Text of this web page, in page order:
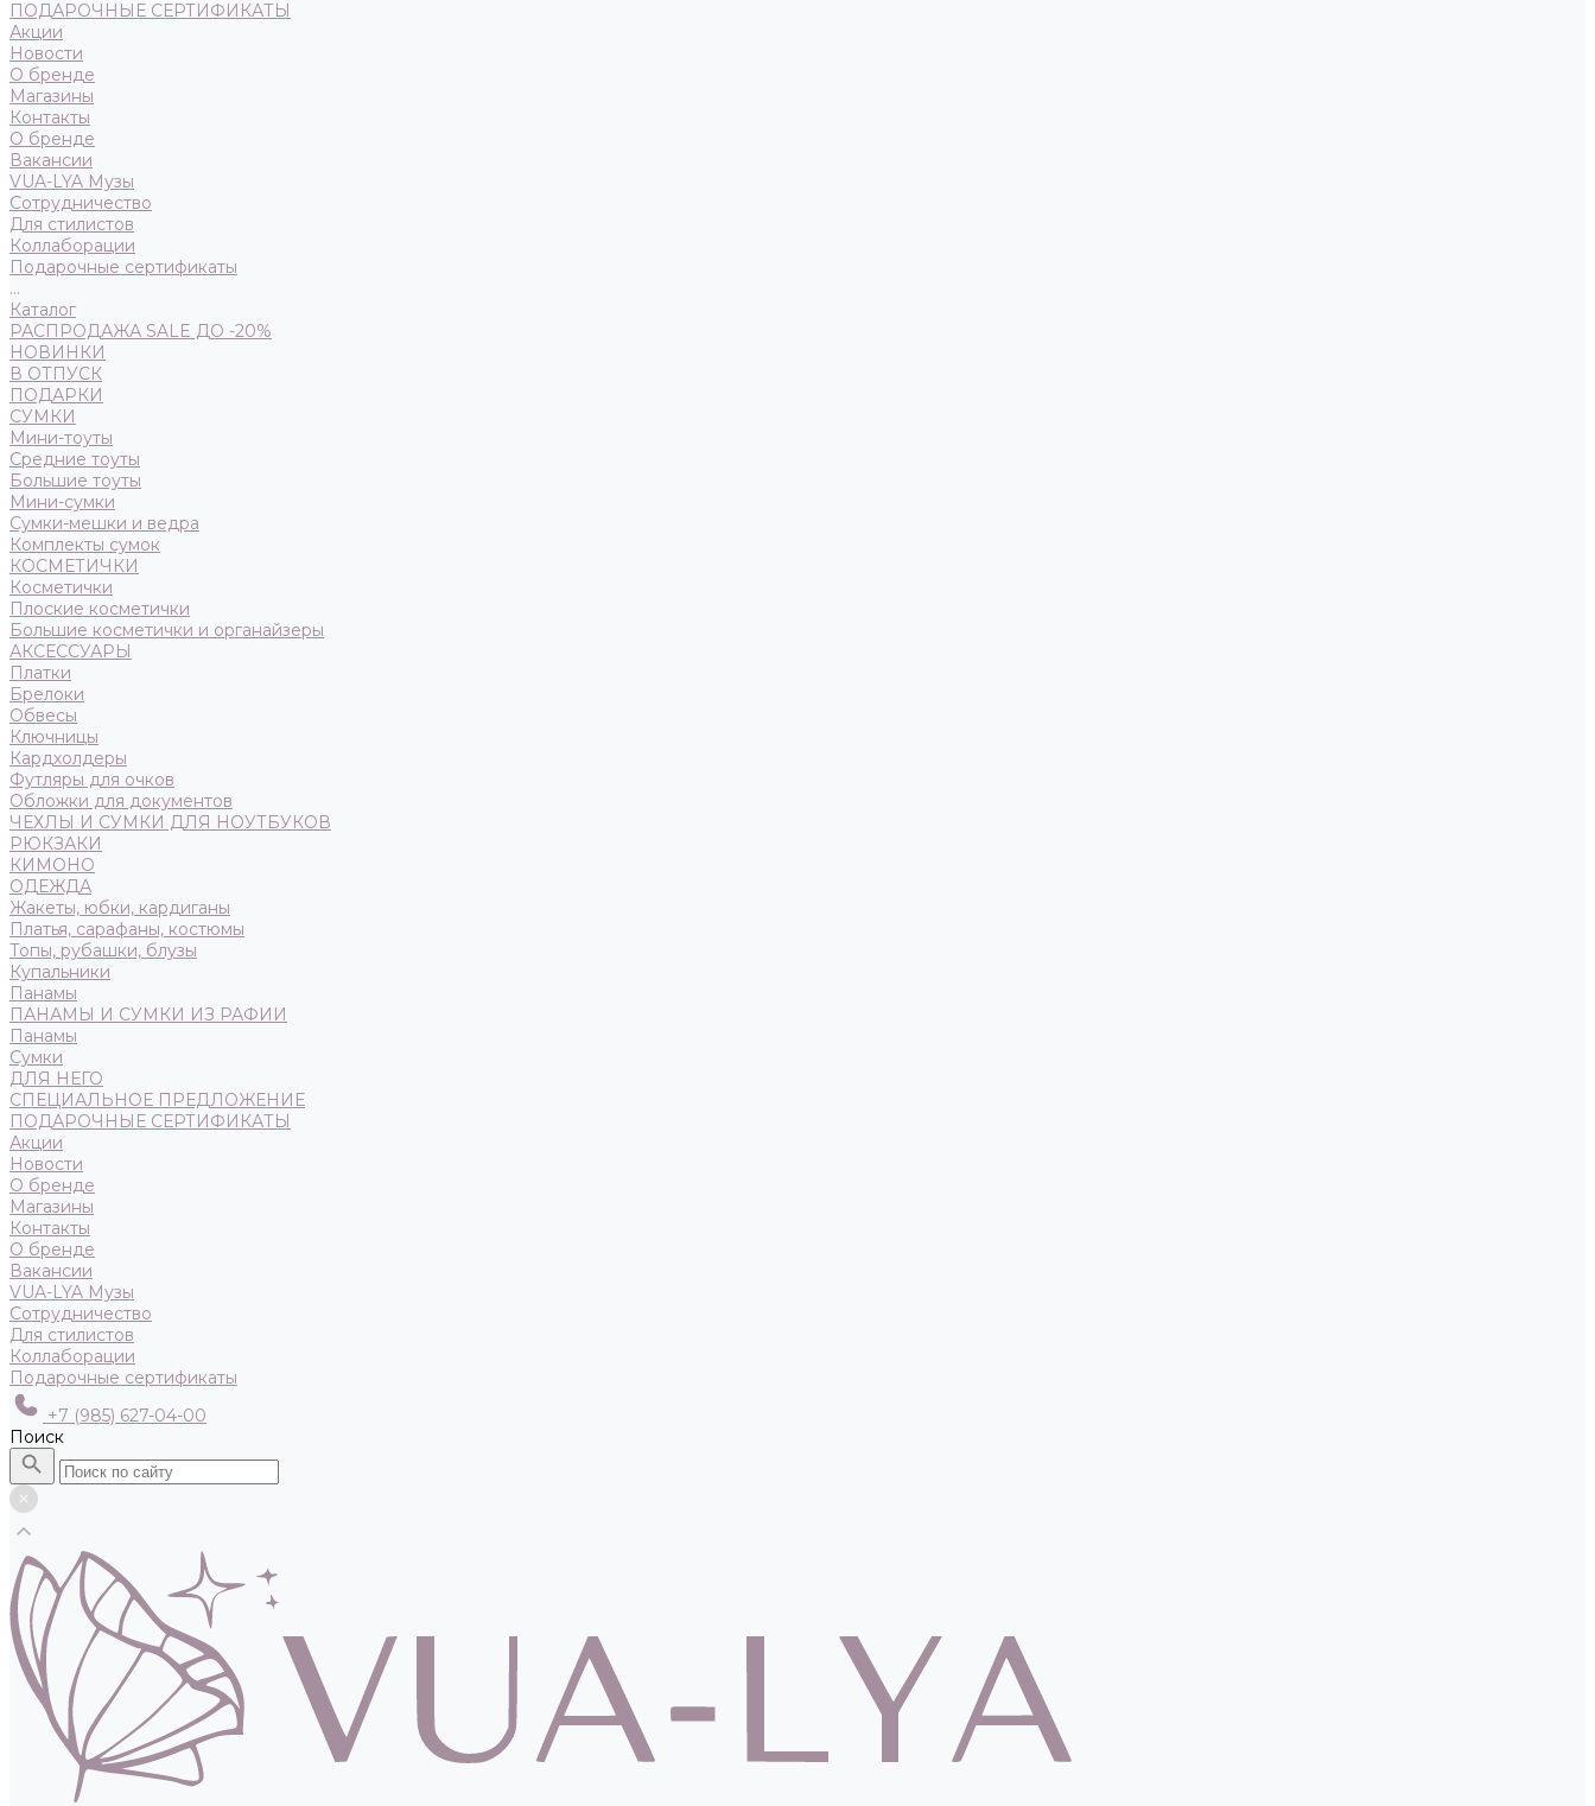
ПОДАРОЧНЫЕ СЕРТИФИКАТЫ
Акции
Новости
О бренде
Магазины
Контакты
О бренде
Вакансии
VUA-LYA Музы
Сотрудничество
Для стилистов
Коллаборации
Подарочные сертификаты
...
Каталог
РАСПРОДАЖА SALE ДО -20%
НОВИНКИ
В ОТПУСК
ПОДАРКИ
СУМКИ
Мини-тоуты
Средние тоуты
Большие тоуты
Мини-сумки
Сумки-мешки и ведра
Комплекты сумок
КОСМЕТИЧКИ
Косметички
Плоские косметички
Большие косметички и органайзеры
АКСЕССУАРЫ
Платки
Брелоки
Обвесы
Ключницы
Кардхолдеры
Футляры для очков
Обложки для документов
ЧЕХЛЫ И СУМКИ ДЛЯ НОУТБУКОВ
РЮКЗАКИ
КИМОНО
ОДЕЖДА
Жакеты, юбки, кардиганы
Платья, сарафаны, костюмы
Топы, рубашки, блузы
Купальники
Панамы
ПАНАМЫ И СУМКИ ИЗ РАФИИ
Панамы
Сумки
ДЛЯ НЕГО
СПЕЦИАЛЬНОЕ ПРЕДЛОЖЕНИЕ
ПОДАРОЧНЫЕ СЕРТИФИКАТЫ
Акции
Новости
О бренде
Магазины
Контакты
О бренде
Вакансии
VUA-LYA Музы
Сотрудничество
Для стилистов
Коллаборации
Подарочные сертификаты
+7 (985) 627-04-00
Поиск